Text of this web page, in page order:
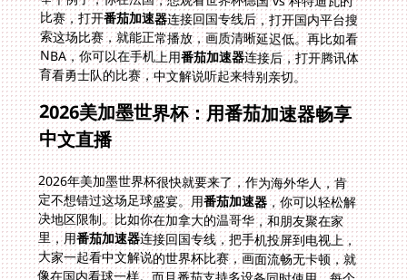
比赛，打开番茄加速器连接回国专线后，打开国内平台搜
索这场比赛，就能正常播放，画质清晰延迟低。再比如看
NBA，你可以在手机上用番茄加速器连接后，打开腾讯体
育看勇士队的比赛，中文解说听起来特别亲切。
2026美加墨世界杯：用番茄加速器畅享
中文直播
2026年美加墨世界杯很快就要来了，作为海外华人，肯
定不想错过这场足球盛宴。用番茄加速器，你可以轻松解
决地区限制。比如你在加拿大的温哥华，和朋友聚在家
里，用番茄加速器连接回国专线，把手机投屏到电视上，
大家一起看中文解说的世界杯比赛，画面流畅无卡顿，就
像在国内看球一样。而且番茄支持多设备同时使用，每个